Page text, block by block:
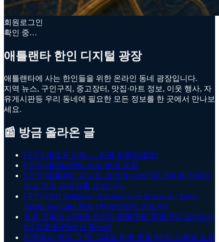
회원로그인
확인 중…
애틀랜타 한인 디지털 광장
애틀랜타에 사는 한인들을 위한 온라인 동네 광장입니다.
지역 뉴스, 구인구직, 중고장터, 맛집·마트 정보, 이웃 행사, 자
유게시판등 우리 동네에 필요한 모든 정보를 한 곳에서 만나보
세요.
📰 방금 올라온 글
[구인] 새로운 기회 — 지금 지원하세요!
[구인] 에어비앤비 가상 비서 모집
[구인] 애틀랜타 라디오 코리아 (AM 790 / FM 96.7)에서
광고 영업 담당자를 모십니다.
[구인] [BTI Solutions] Administrative Specialist / Safety
Affairs Specialist 채용 (한국어/영어 가능자)
요즘 고물가 시대에 조지아 애틀랜타 직장인이 살아남는
법! 강호동678에서 듣는다
한국에서 먹던 그 맛 그대로 하루 종일 $9.99 스페셜 보글